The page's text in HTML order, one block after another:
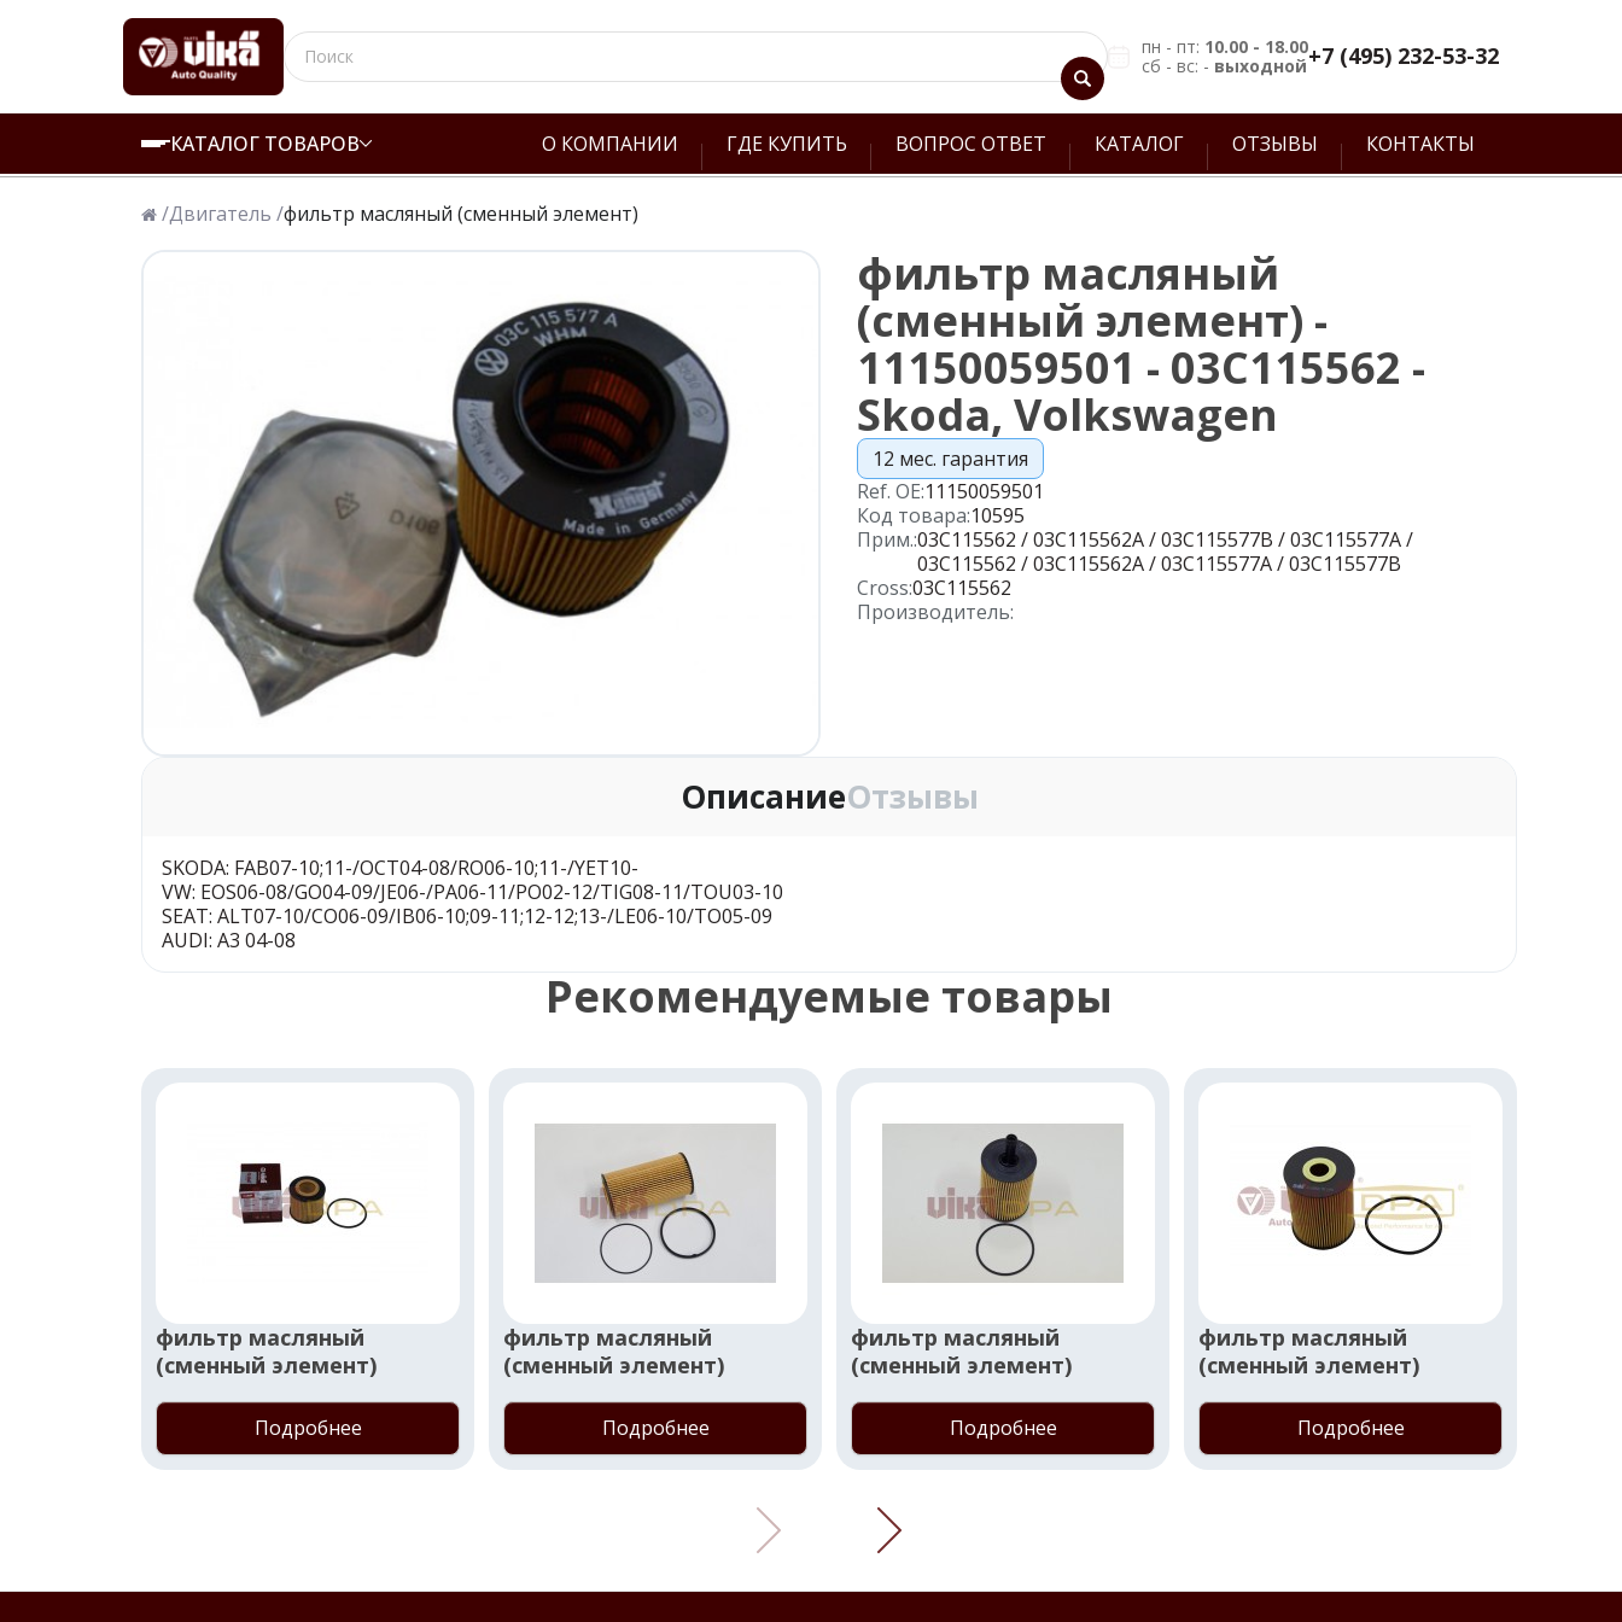
пн - пт: 10.00 - 18.00
сб - вс: - выходной+7 (495) 232-53-32
КАТАЛОГ ТОВАРОВ О КОМПАНИИ ГДЕ КУПИТЬ ВОПРОС ОТВЕТ КАТАЛОГ ОТЗЫВЫ КОНТАКТЫ
/Двигатель /фильтр масляный (сменный элемент)
фильтр масляный
(сменный элемент) -
11150059501 - 03C115562 -
Skoda, Volkswagen
12 мес. гарантия
Ref. OE:11150059501
Код товара:10595
Прим.:03C115562 / 03C115562A / 03C115577B / 03C115577A /
03C115562 / 03C115562A / 03C115577A / 03C115577B
Cross:03C115562
Производитель:
ОписаниеОтзывы
SKODA: FAB07-10;11-/OCT04-08/RO06-10;11-/YET10-
VW: EOS06-08/GO04-09/JE06-/PA06-11/PO02-12/TIG08-11/TOU03-10
SEAT: ALT07-10/CO06-09/IB06-10;09-11;12-12;13-/LE06-10/TO05-09
AUDI: A3 04-08
Рекомендуемые товары
фильтр масляный
(сменный элемент)
Подробнее
фильтр масляный
(сменный элемент)
Подробнее
фильтр масляный
(сменный элемент)
Подробнее
фильтр масляный
(сменный элемент)
Подробнее